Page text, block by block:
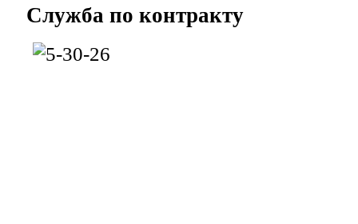
Служба по контракту